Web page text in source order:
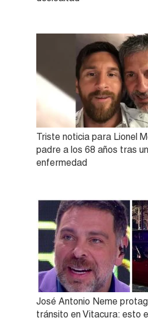
Triste noticia para Lionel
padre a los 68 años tras
enfermedad
José Antonio Neme
tránsito en Vitacura: esto